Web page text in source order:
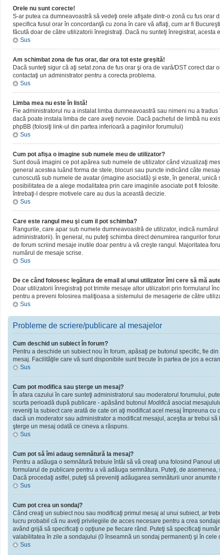
Orele nu sunt corecte!
S-ar putea ca dumneavoastră să vedeţi orele afişate dintr-o zonă cu fus
specifica fusul orar în concordanţă cu zona în care vă aflaţi, cum ar fi
făcută doar de către utilizatorii înregistraţi. Dacă nu sunteţi înregistrat, acesta
Sus
Am schimbat zona de fus orar, dar ora tot este greşită!
Dacă sunteţi sigur că aţi setat zona de fus orar şi ora de vară/DST corect
contactaţi un administrator pentru a corecta problema.
Sus
Limba mea nu este în listă!
Fie administratorul nu a instalat limba dumneavoastră sau nimeni nu a
dacă poate instala limba de care aveţi nevoie. Dacă pachetul de limbă nu
phpBB (folosiţi link-ul din partea inferioară a paginilor forumului)
Sus
Cum pot afişa o imagine sub numele meu de utilizator?
Sunt două imagini ce pot apărea sub numele de utilizator când vizualizaţi
general acestea luând forma de stele, blocuri sau puncte indicând câte
cunoscută sub numele de avatar (imagine asociată) şi este, în general,
posibilitatea de a alege modalitatea prin care imaginile asociate pot fi
întrebaţi-l despre motivele care au dus la această decizie.
Sus
Care este rangul meu şi cum il pot schimba?
Rangurile, care apar sub numele dumneavoastră de utilizator, indică
administratorii). În general, nu puteţi schimba direct denumirea rangurilor
de forum scriind mesaje inutile doar pentru a vă creşte rangul. Majoritatea
numărul de mesaje scrise.
Sus
De ce când folosesc legătura de email al unui utilizator îmi cere să mă
Doar utilizatorii înregistraţi pot trimite mesaje altor utilizatori prin formularul
pentru a preveni folosirea maliţioasa a sistemului de mesagerie de către
Sus
Probleme de scriere/publicare al mesajelor
Cum deschid un subiect în forum?
Pentru a deschide un subiect nou în forum, apăsaţi pe butonul specific, fie
mesaj. Facilităţile care vă sunt disponibile sunt trecute în partea de jos a
Sus
Cum pot modifica sau şterge un mesaj?
În afara cazului în care sunteţi administratorul sau moderatorul forumului,
scurta perioadă după publicare - apăsând butonul Modifică asociat
reveniţi la subiect care arată de cate ori aţi modificat acel mesaj împreuna
dacă un moderator sau administrator a modificat mesajul, aceştia ar trebui
şterge un mesaj odată ce cineva a răspuns.
Sus
Cum pot să îmi adaug semnătură la mesaj?
Pentru a adăuga o semnătură trebuie întâi să vă creaţi una folosind Panoul
formularul de publicare pentru a vă adăuga semnătura. Puteţi, de
Dacă procedaţi astfel, puteţi să preveniţi adăugarea semnăturii unor
Sus
Cum pot crea un sondaj?
Când creaţi un subiect nou sau modificaţi primul mesaj al unui subiect, ar
lucru probabil că nu aveţi privilegiile de acces necesare pentru a crea
având grijă să specificaţi o opţiune pe fiecare rând. Puteţi să specificaţi
valabilitatea în zile a sondajului (0 înseamnă un sondaj permanent) şi în
Sus